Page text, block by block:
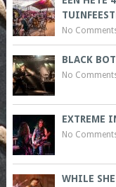
No
BLACK
No
EXTREME
No
WHILE